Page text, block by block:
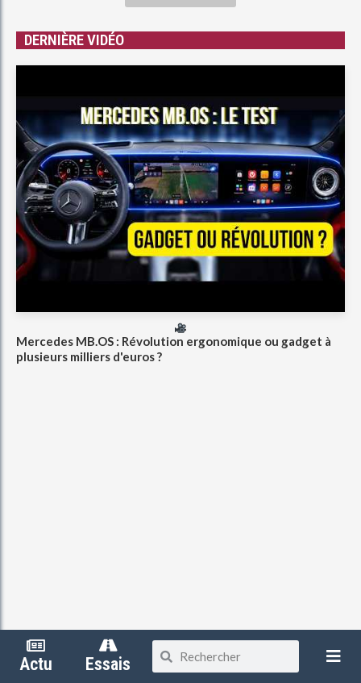
DERNIÈRE VIDÉO
Mercedes MB.OS : Révolution ergonomique ou gadget à
plusieurs milliers d'euros ?
Actu Essais